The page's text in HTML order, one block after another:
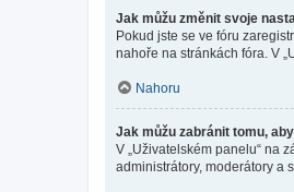
Jak můžu změnit svoje
Pokud jste se ve fóru
nahoře na stránkách fóra. V
Nahoru
Jak můžu zabránit tomu,
V „Uživatelském panelu“ na
administrátory, moderátory a